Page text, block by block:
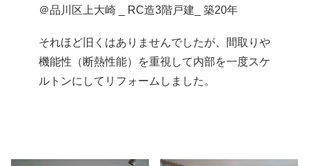
＠品川区上大崎 _ RC造3階戸建_ 築20年​
それほど旧くはありませんでしたが、間取りや
機能性（断熱性能）を重視して内部を一度スケ
ルトンにしてリフォームしました。